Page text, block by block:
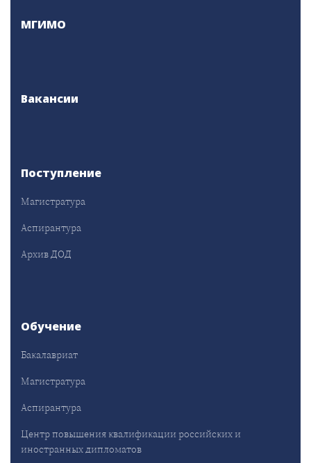
МГИМО
Вакансии
Поступление
Магистратура
Аспирантура
Архив ДОД
Обучение
Бакалавриат
Магистратура
Аспирантура
Центр повышения квалификации российских и
иностранных дипломатов